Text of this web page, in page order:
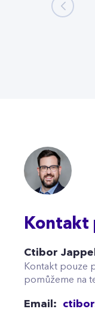
Kontakt
Ctibor Jappel
Kontakt pouze
pomůžeme na
Email: